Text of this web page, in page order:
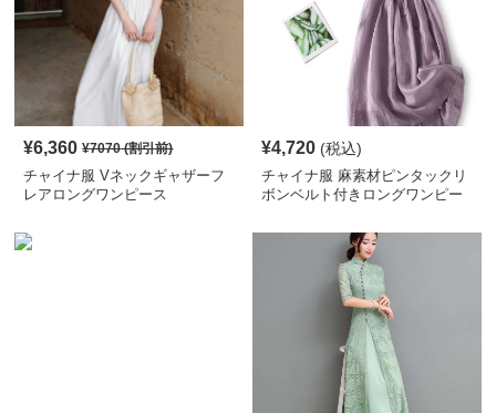
¥6,360 ¥7070(割引前)
チャイナ服 Vネックギャザーフ
レアロングワンピース
¥4,720 (税込)
チャイナ服 麻素材ピンタックリ
ボンベルト付きロングワンピー